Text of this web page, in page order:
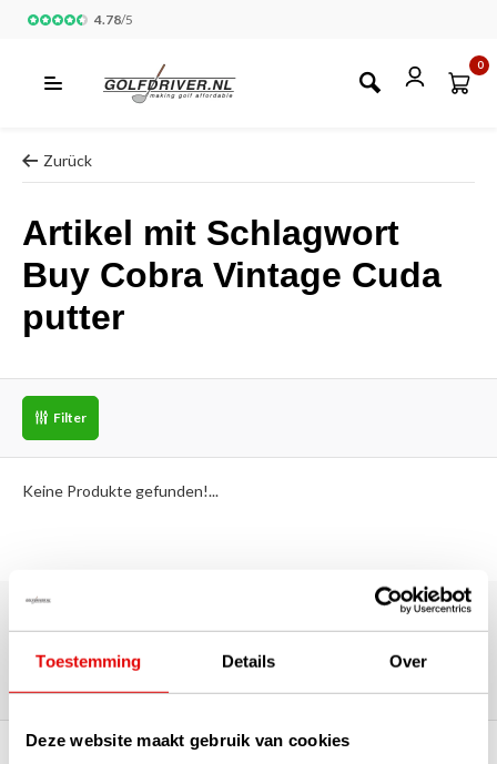
Toestemming Details Over
Deze website maakt gebruik van cookies
4.78/5
0
Zurück
Artikel mit Schlagwort
Buy Cobra Vintage Cuda
putter
Filter
Keine Produkte gefunden!...
Über 180.000 Kunden | Über 5.000 Bewertungen | Trusted
Bewertungen: Das sagen unsere
Kunden
an Top-Marken! Vor 15:00 Uhr bestellt,